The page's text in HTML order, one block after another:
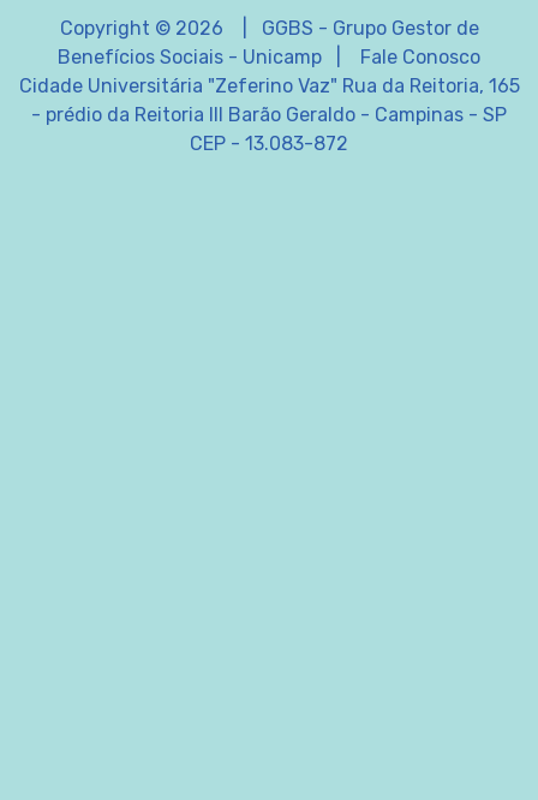
Copyright © 2026 | GGBS - Grupo Gestor de
Benefícios Sociais - Unicamp | Fale Conosco
Cidade Universitária "Zeferino Vaz" Rua da Reitoria, 165
- prédio da Reitoria III Barão Geraldo - Campinas - SP
CEP - 13.083-872